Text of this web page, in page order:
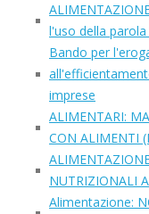
l'uso della
Bando per
imprese
ALIMENTARI:
CON ALIMENTI
NUTRIZIONALI
Alimentazione: